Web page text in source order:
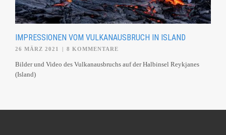
IMPRESSIONEN VOM VULKANAUSBRUCH IN ISLAND
26 MÄRZ 2021 | 8 KOMMENTARE
Bilder und Video des Vulkanausbruchs auf der Halbinsel Reykjanes
(Island)